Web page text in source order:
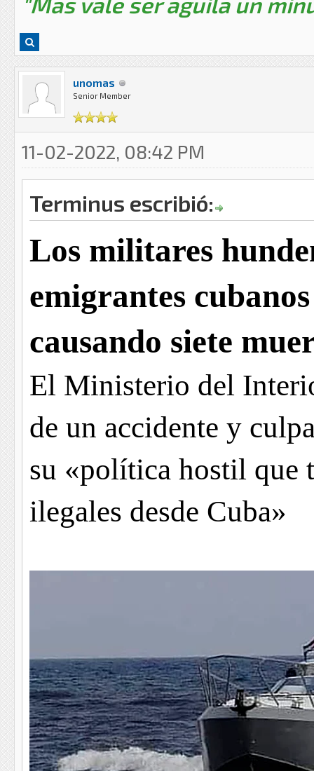
unomas
Senior Member
11-02-2022, 08:42 PM
Terminus escribió:
Los militares
emigrantes
causando siete
El Ministerio del
de un accidente y
su «política hostil que
ilegales desde Cuba»